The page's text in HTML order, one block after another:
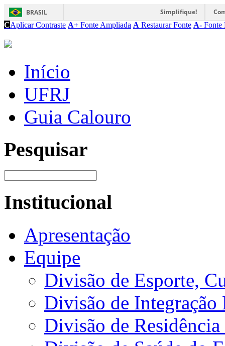
BRASIL Simplifique!
CAplicar Contraste A+ Fonte Ampliada A Restaurar Fonte A- Fonte
Início
UFRJ
Guia Calouro
Pesquisar
Institucional
Apresentação
Equipe
Divisão de Esporte,
Divisão de Integração
Divisão de